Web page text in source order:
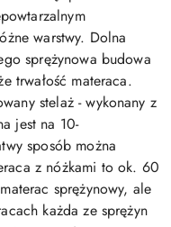
warstwy. Dolna
sprężynowa budowa
trwałość materaca.
stelaż - wykonany z
jest na 10-
sposób można
z nóżkami to ok. 60
sprężynowy, ale
każda ze sprężyn